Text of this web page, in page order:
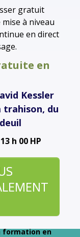
gratuit
à niveau
en direct
en
Kessler
trahison, du
h 00 HP
formation en